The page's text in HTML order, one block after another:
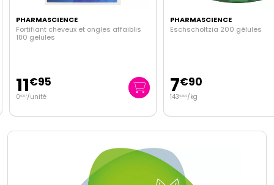
PHARMASCIENCE
Fortifiant cheveux et ongles affaiblis
180 gelules
11€95
0€07/unité
PHARMASCIENCE
Eschscholtzia 200 gélules
7€90
143€64 /kg